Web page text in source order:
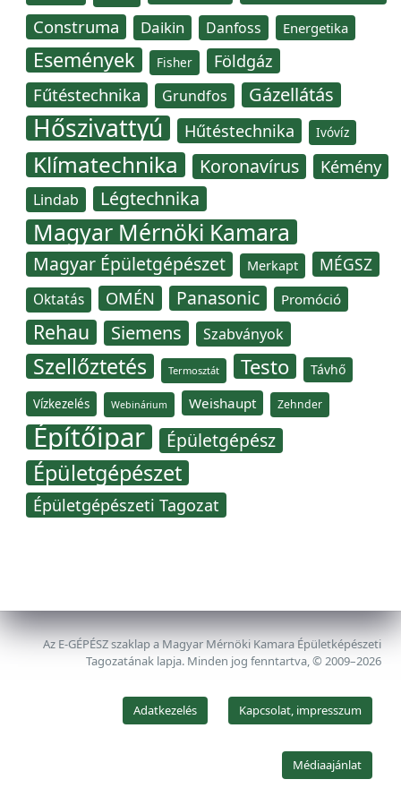
Construma Daikin Danfoss Energetika
Események Fisher Földgáz
Fűtéstechnika Grundfos Gázellátás
Hőszivattyú Hűtéstechnika Ivóvíz
Klímatechnika Koronavírus Kémény
Lindab Légtechnika
Magyar Mérnöki Kamara
Magyar Épületgépészet Merkapt MÉGSZ
Oktatás OMÉN Panasonic Promóció
Rehau Siemens Szabványok
Szellőztetés Termosztát Testo Távhő
Vízkezelés Webinárium Weishaupt Zehnder
Építőipar Épületgépész
Épületgépészet
Épületgépészeti Tagozat
Az E-GÉPÉSZ szaklap a Magyar Mérnöki Kamara Épületképészeti
Tagozatának lapja. Minden jog fenntartva, © 2009–2026
Adatkezelés Kapcsolat, impresszum
Médiaajánlat